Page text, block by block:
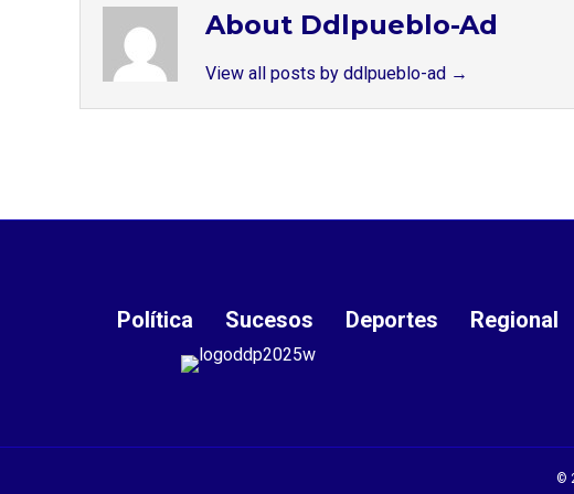
About Ddlpueblo-Ad
View all posts by ddlpueblo-ad →
Política Sucesos Deportes Regional
©